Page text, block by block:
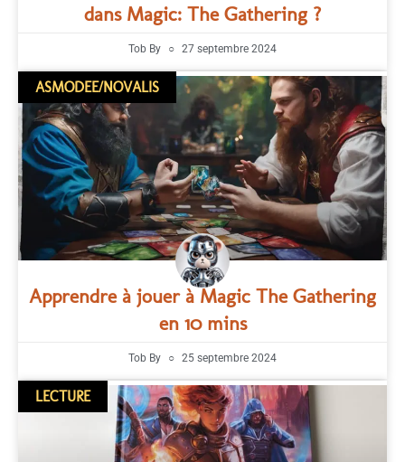
dans Magic: The Gathering ?
Tob By 27 septembre 2024
ASMODEE/NOVALIS
Apprendre à jouer à Magic The Gathering
en 10 mins
Tob By 25 septembre 2024
LECTURE